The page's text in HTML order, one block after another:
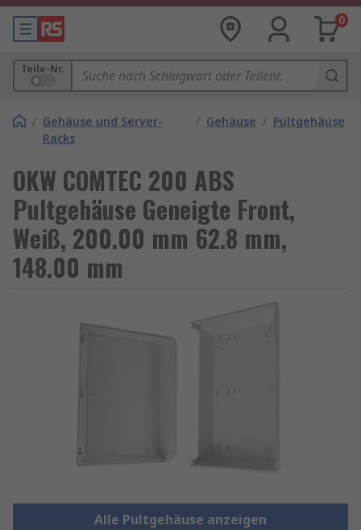
0
Teile-Nr.
/ Gehäuse und Server-
Racks
/ Gehäuse / Pultgehäuse
OKW COMTEC 200 ABS
Pultgehäuse Geneigte Front,
Weiß, 200.00 mm 62.8 mm,
148.00 mm
Alle Pultgehäuse anzeigen